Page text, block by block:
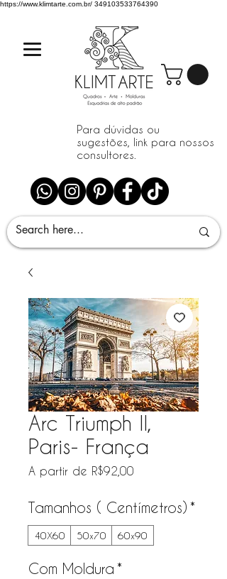
https://www.klimtarte.com.br/ 349103533764390
Para dúvidas ou
sugestões, link para nossos
consultores.
Arc Triumph II,
Paris- França
A partir de R$92,00
Tamanhos ( Centímetros) *
40X60 50x70 60x90
Com Moldura *